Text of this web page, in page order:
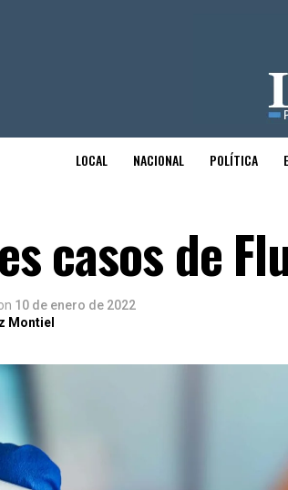
LOCAL NACIONAL POLÍTICA
casos de
10 de enero de 2022
Montiel